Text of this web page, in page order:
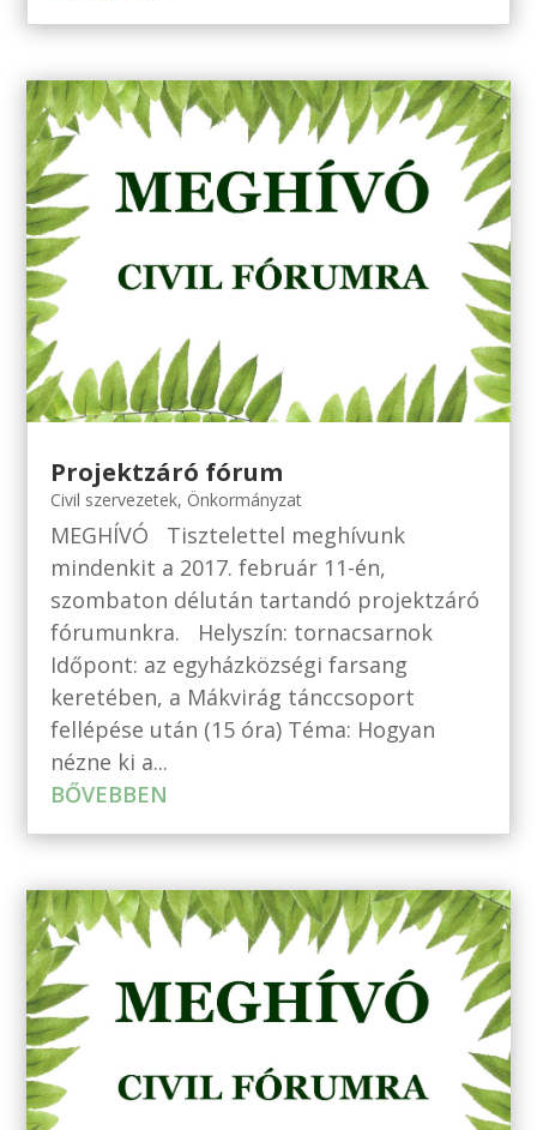
Projektzáró fórum
Civil szervezetek, Önkormányzat
MEGHÍVÓ Tisztelettel meghívunk
mindenkit a 2017. február 11-én,
szombaton délután tartandó projektzáró
fórumunkra. Helyszín: tornacsarnok
Időpont: az egyházközségi farsang
keretében, a Mákvirág tánccsoport
fellépése után (15 óra) Téma: Hogyan
nézne ki a...
BŐVEBBEN